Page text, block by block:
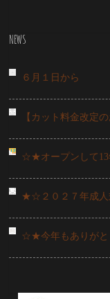
NEWS
６月１日から
【カット料金改定の
☆★オープンして
★☆２０２７年成
☆★今年もありが